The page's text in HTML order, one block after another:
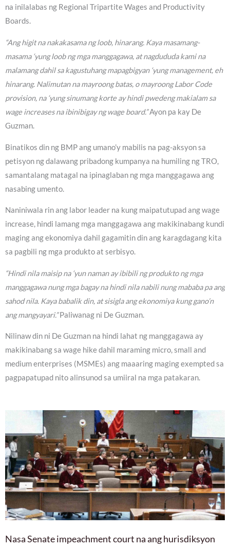
na inilalabas ng Regional Tripartite Wages and Productivity
Boards.
“Ang higit na nakakasama ng loob, hinarang. Kaya masamang-
masama ‘yung loob ng mga manggagawa, at nagdududa kami na
malamang dahil sa kagustuhang mapagbigyan ‘yung management, eh
hinarang. Nalimutan na mayroong batas, o mayroong Labor Code
provision, na ‘yung sinumang korte ay hindi pwedeng makialam sa
wage increases na ibinibigay ng wage board.”Ayon pa kay De
Guzman.
Binatikos din ng BMP ang umano’y mabilis na pag-aksyon sa
petisyon ng dalawang pribadong kumpanya na humiling ng TRO,
samantalang matagal na ipinaglaban ng mga manggagawa ang
nasabing umento.
Naniniwala rin ang labor leader na kung maipatutupad ang wage
increase, hindi lamang mga manggagawa ang makikinabang kundi
maging ang ekonomiya dahil gagamitin din ang karagdagang kita
sa pagbili ng mga produkto at serbisyo.
“Hindi nila maisip na ‘yun naman ay ibibili ng produkto ng mga
manggagawa nung mga bagay na hindi nila nabili nung mababa pa ang
sahod nila. Kaya babalik din, at sisigla ang ekonomiya kung gano’n
ang mangyayari.”Paliwanag ni De Guzman.
Nilinaw din ni De Guzman na hindi lahat ng manggagawa ay
makikinabang sa wage hike dahil maraming micro, small and
medium enterprises (MSMEs) ang maaaring maging exempted sa
pagpapatupad nito alinsunod sa umiiral na mga patakaran.
Nasa Senate impeachment court na ang hurisdiksyon